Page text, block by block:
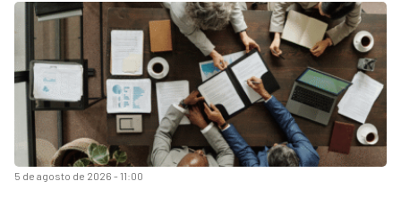
5 de agosto de 2026 - 11:00